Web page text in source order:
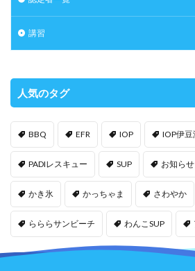
講習
人気のタグ
BBQ EFR IOP IOP伊豆
PADIレスキュー SUP お知らせ
かき氷 かっちゃま さわやか
らららサンビーチ わんこSUP